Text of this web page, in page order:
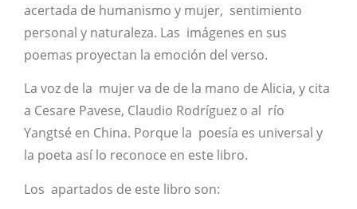
acertada de humanismo y mujer, sentimiento
personal y naturaleza. Las imágenes en sus
poemas proyectan la emoción del verso.
La voz de la mujer va de de la mano de Alicia, y cita
a Cesare Pavese, Claudio Rodríguez o al río
Yangtsé en China. Porque la poesía es universal y
la poeta así lo reconoce en este libro.
Los apartados de este libro son: